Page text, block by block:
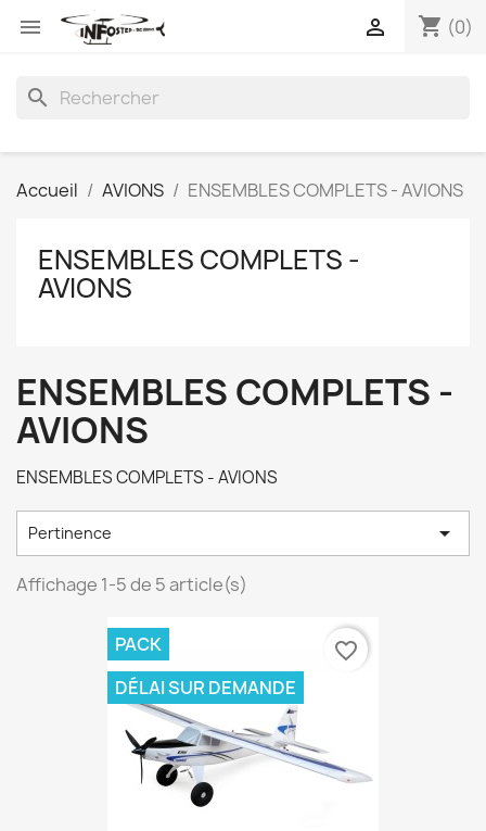
 shopping_cart (0)

search
Accueil AVIONS ENSEMBLES COMPLETS - AVIONS
ENSEMBLES COMPLETS -
AVIONS
ENSEMBLES COMPLETS -
AVIONS
ENSEMBLES COMPLETS - AVIONS
Pertinence 
Affichage 1-5 de 5 article(s)
PACK
DÉLAI SUR DEMANDE
favorite_border